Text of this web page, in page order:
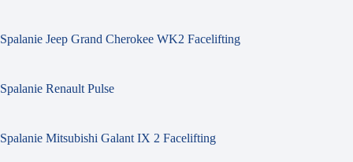
Spalanie Jeep Grand Cherokee WK2 Facelifting
Spalanie Renault Pulse
Spalanie Mitsubishi Galant IX 2 Facelifting